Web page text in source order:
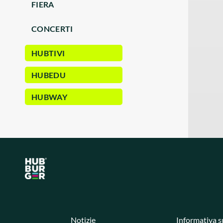
FIERA
CONCERTI
HUBTIVI
HUBEDU
HUBWAY
Notizie Informativa